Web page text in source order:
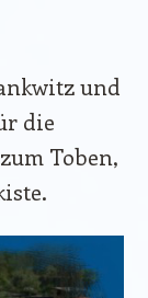
und
die
Toben,